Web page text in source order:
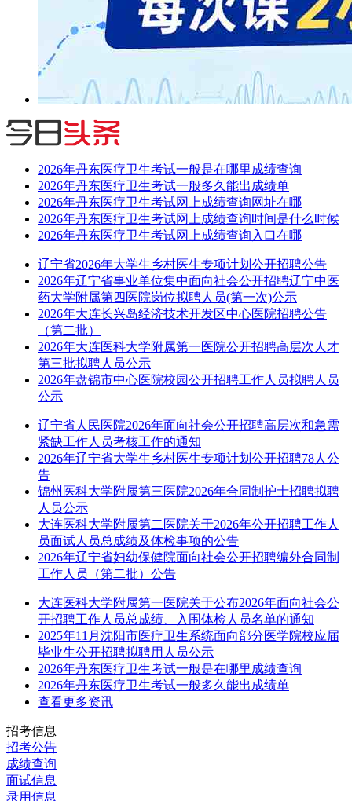
2026年丹东医疗卫生考试一般是在哪里成绩查询
2026年丹东医疗卫生考试一般多久能出成绩单
2026年丹东医疗卫生考试网上成绩查询网址在哪
2026年丹东医疗卫生考试网上成绩查询时间是什么时候
2026年丹东医疗卫生考试网上成绩查询入口在哪
辽宁省2026年大学生乡村医生专项计划公开招聘公告
2026年辽宁省事业单位集中面向社会公开招聘辽宁中医
药大学附属第四医院岗位拟聘人员(第一次)公示
2026年大连长兴岛经济技术开发区中心医院招聘公告
（第二批）
2026年大连医科大学附属第一医院公开招聘高层次人才
第三批拟聘人员公示
2026年盘锦市中心医院校园公开招聘工作人员拟聘人员
公示
辽宁省人民医院2026年面向社会公开招聘高层次和急需
紧缺工作人员考核工作的通知
2026年辽宁省大学生乡村医生专项计划公开招聘78人公
告
锦州医科大学附属第三医院2026年合同制护士招聘拟聘
人员公示
大连医科大学附属第二医院关于2026年公开招聘工作人
员面试人员总成绩及体检事项的公告
2026年辽宁省妇幼保健院面向社会公开招聘编外合同制
工作人员（第二批）公告
大连医科大学附属第一医院关于公布2026年面向社会公
开招聘工作人员总成绩、入围体检人员名单的通知
2025年11月沈阳市医疗卫生系统面向部分医学院校应届
毕业生公开招聘拟聘用人员公示
2026年丹东医疗卫生考试一般是在哪里成绩查询
2026年丹东医疗卫生考试一般多久能出成绩单
查看更多资讯
招考信息
招考公告
成绩查询
面试信息
录用信息